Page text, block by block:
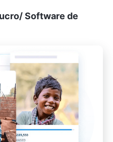
Software de